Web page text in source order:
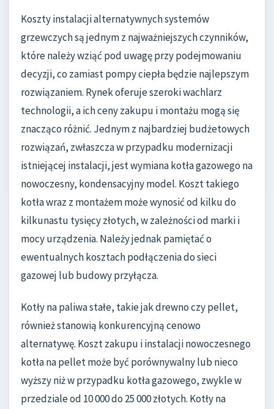
Koszty instalacji alternatywnych systemów
grzewczych są jednym z najważniejszych czynników,
które należy wziąć pod uwagę przy podejmowaniu
decyzji, co zamiast pompy ciepła będzie najlepszym
rozwiązaniem. Rynek oferuje szeroki wachlarz
technologii, a ich ceny zakupu i montażu mogą się
znacząco różnić. Jednym z najbardziej budżetowych
rozwiązań, zwłaszcza w przypadku modernizacji
istniejącej instalacji, jest wymiana kotła gazowego na
nowoczesny, kondensacyjny model. Koszt takiego
kotła wraz z montażem może wynosić od kilku do
kilkunastu tysięcy złotych, w zależności od marki i
mocy urządzenia. Należy jednak pamiętać o
ewentualnych kosztach podłączenia do sieci
gazowej lub budowy przyłącza.
Kotły na paliwa stałe, takie jak drewno czy pellet,
również stanowią konkurencyjną cenowo
alternatywę. Koszt zakupu i instalacji nowoczesnego
kotła na pellet może być porównywalny lub nieco
wyższy niż w przypadku kotła gazowego, zwykle w
przedziale od 10 000 do 25 000 złotych. Kotły na